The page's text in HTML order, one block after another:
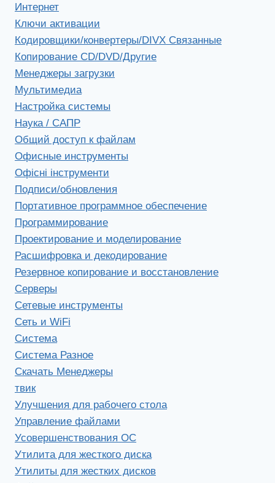
Интернет
Ключи активации
Кодировщики/конвертеры/DIVX Связанные
Копирование CD/DVD/Другие
Менеджеры загрузки
Мультимедиа
Настройка системы
Наука / САПР
Общий доступ к файлам
Офисные инструменты
Офісні інструменти
Подписи/обновления
Портативное программное обеспечение
Программирование
Проектирование и моделирование
Расшифровка и декодирование
Резервное копирование и восстановление
Серверы
Сетевые инструменты
Сеть и WiFi
Система
Система Разное
Скачать Менеджеры
твик
Улучшения для рабочего стола
Управление файлами
Усовершенствования ОС
Утилита для жесткого диска
Утилиты для жестких дисков